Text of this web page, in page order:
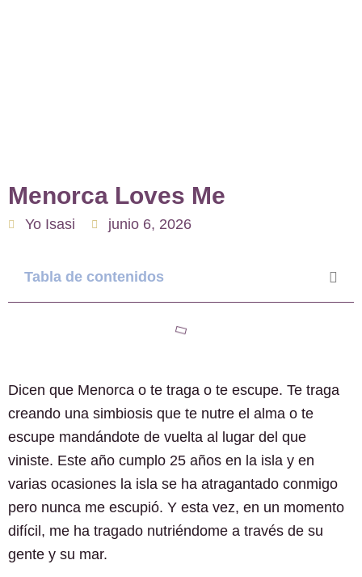
Menorca Loves Me
Yo Isasi junio 6, 2026
Tabla de contenidos
Dicen que Menorca o te traga o te escupe. Te traga
creando una simbiosis que te nutre el alma o te
escupe mandándote de vuelta al lugar del que
viniste. Este año cumplo 25 años en la isla y en
varias ocasiones la isla se ha atragantado conmigo
pero nunca me escupió. Y esta vez, en un momento
difícil, me ha tragado nutriéndome a través de su
gente y su mar.